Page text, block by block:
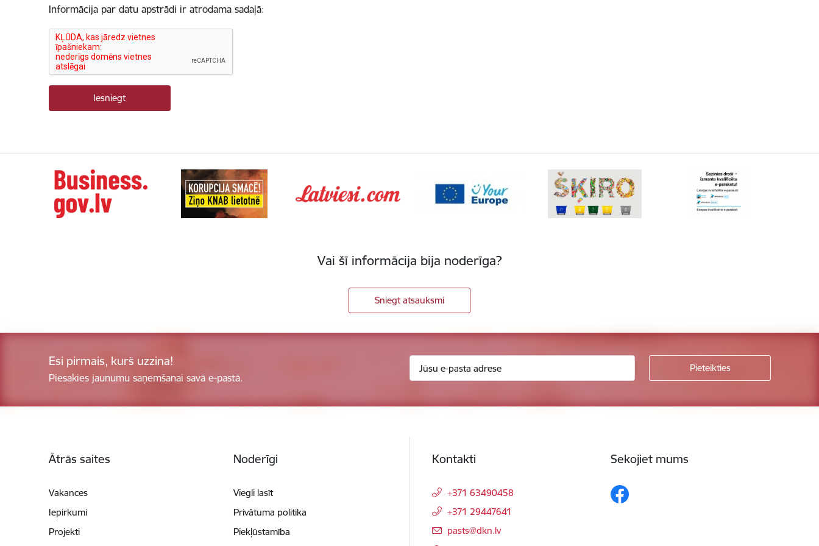
Informācija par datu apstrādi ir atrodama sadaļā:
Vai šī informācija bija noderīga?
Sniegt atsauksmi
Esi pirmais, kurš uzzina!
Piesakies jaunumu saņemšanai savā e-pastā.
Ātrās saites
Vakances
Iepirkumi
Projekti
Noderīgi
Viegli lasīt
Privātuma politika
Piekļūstamība
Kontakti
+371 63490458
+371 29447641
E-pasts:
pasts@dkn.lv
Sekojiet mums